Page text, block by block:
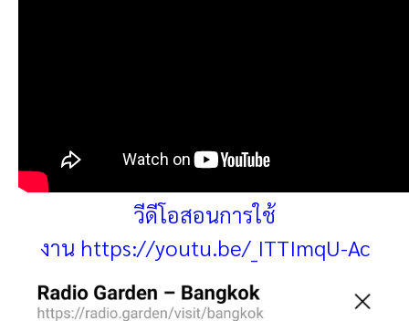
วีดีโอสอนการใช้
งาน https://youtu.be/_ITTImqU-Ac